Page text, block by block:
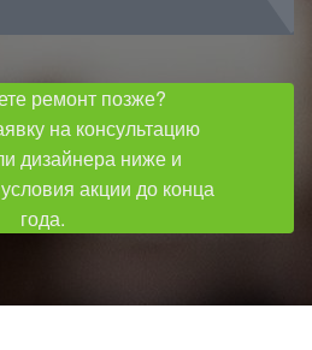
ремонт позже?
на консультацию
дизайнера ниже и
акции до конца
года.